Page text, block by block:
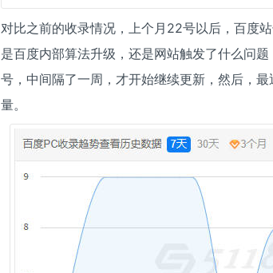
对比之前的收录情况，上个月22号以后，百度
是百度内部算法升级，还是网站触发了什么问
号，中间隔了一周，才开始继续更新，然后，
量。